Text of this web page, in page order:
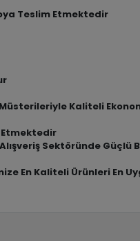
Teslim Etmektedir
Kaliteli
Etmektedir
Sektöründe
En Kaliteli Ürünleri En